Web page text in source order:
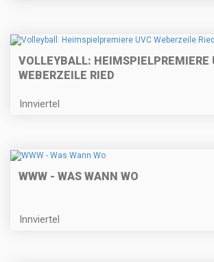
VOLLEYBALL: HEIMSPIELPREMIERE
WEBERZEILE RIED
Innviertel
WWW - WAS WANN WO
Innviertel